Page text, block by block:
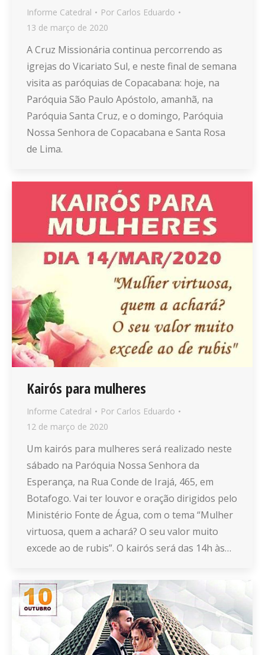
Informe Catedral Por Carlos Eduardo
13 de março de 2020
A Cruz Missionária continua percorrendo as
igrejas do Vicariato Sul, e neste final de semana
visita as paróquias de Copacabana: hoje, na
Paróquia São Paulo Apóstolo, amanhã, na
Paróquia Santa Cruz, e o domingo, Paróquia
Nossa Senhora de Copacabana e Santa Rosa
de Lima.
Kairós para mulheres
Informe Catedral Por Carlos Eduardo
12 de março de 2020
Um kairós para mulheres será realizado neste
sábado na Paróquia Nossa Senhora da
Esperança, na Rua Conde de Irajá, 465, em
Botafogo. Vai ter louvor e oração dirigidos pelo
Ministério Fonte de Água, com o tema “Mulher
virtuosa, quem a achará? O seu valor muito
excede ao de rubis”. O kairós será das 14h às…